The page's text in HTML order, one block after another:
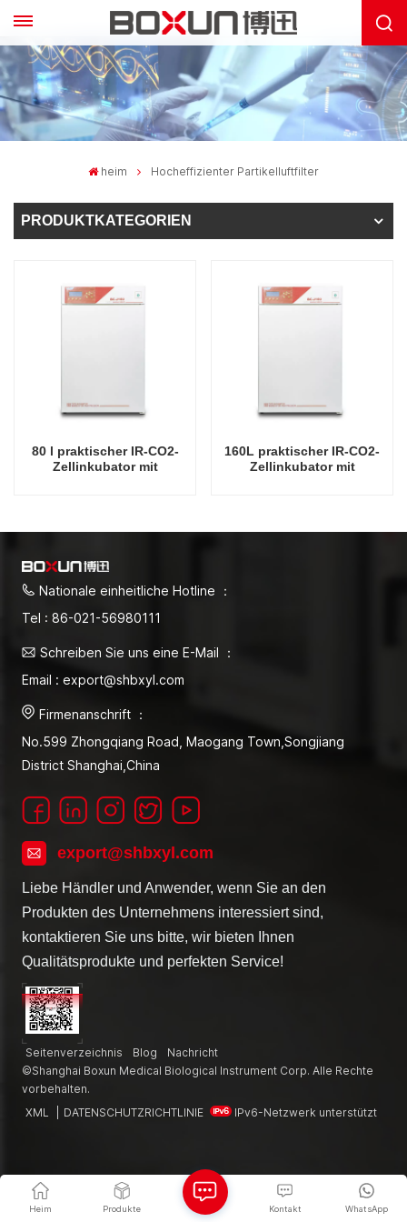
heim Hocheffizienter Partikelluftfilter
PRODUKTKATEGORIEN
80 l praktischer IR-CO2-
Zellinkubator mit
160L praktischer IR-CO2-
Zellinkubator mit
Nationale einheitliche Hotline ：
Tel : 86-021-56980111
Schreiben Sie uns eine E-Mail ：
Email : export@shbxyl.com
Firmenanschrift ：
No.599 Zhongqiang Road, Maogang Town,Songjiang
District Shanghai,China
export@shbxyl.com
Liebe Händler und Anwender, wenn Sie an den
Produkten des Unternehmens interessiert sind,
kontaktieren Sie uns bitte, wir bieten Ihnen
Qualitätsprodukte und perfekten Service!
Seitenverzeichnis Blog
Nachricht
©Shanghai Boxun Medical Biological Instrument Corp. Alle Rechte
vorbehalten.
XML
DATENSCHUTZRICHTLINIE IPv6-Netzwerk unterstützt
Heim Produkte WhatsApp
Kontakt